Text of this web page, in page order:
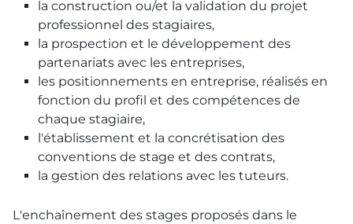
la construction ou/et la validation du projet
professionnel des stagiaires,
la prospection et le développement des
partenariats avec les entreprises,
les positionnements en entreprise, réalisés en
fonction du profil et des compétences de
chaque stagiaire,
l'établissement et la concrétisation des
conventions de stage et des contrats,
la gestion des relations avec les tuteurs.
L'enchaînement des stages proposés dans le